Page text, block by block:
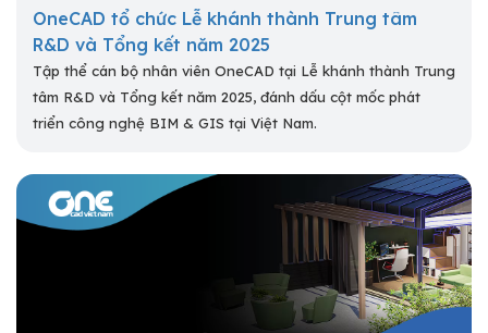
OneCAD tổ chức Lễ khánh thành Trung tâm
R&D và Tổng kết năm 2025
Tập thể cán bộ nhân viên OneCAD tại Lễ khánh thành Trung
tâm R&D và Tổng kết năm 2025, đánh dấu cột mốc phát
triển công nghệ BIM & GIS tại Việt Nam.